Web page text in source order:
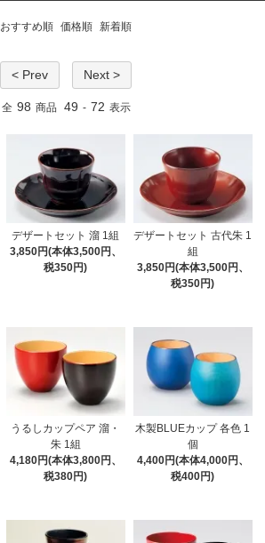
おすすめ順 価格順 新着順
< Prev Next >
全 98 商品 49 - 72 表示
デザートセット 溜 1組
3,850円(本体3,500円、
税350円)
デザートセット 古代朱 1
組
3,850円(本体3,500円、
税350円)
うるしカップペア 溜・
朱 1組
4,180円(本体3,800円、
税380円)
木製BLUEカップ 各色 1
個
4,400円(本体4,000円、
税400円)